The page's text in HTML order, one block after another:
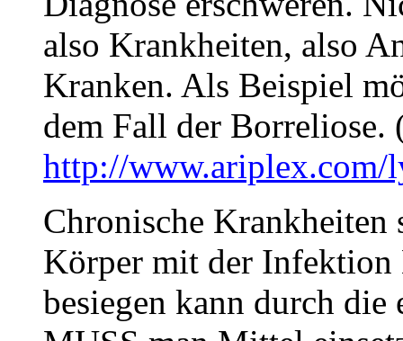
also Krankheiten, also
Kranken. Als Beispiel
dem Fall der Borreliose.
http://www.ariplex.com/
Chronische Krankheiten
Körper mit der
besiegen kann durch die